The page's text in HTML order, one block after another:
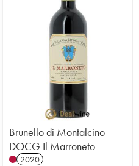
Brunello di Montalcino
DOCG Il Marroneto
2020